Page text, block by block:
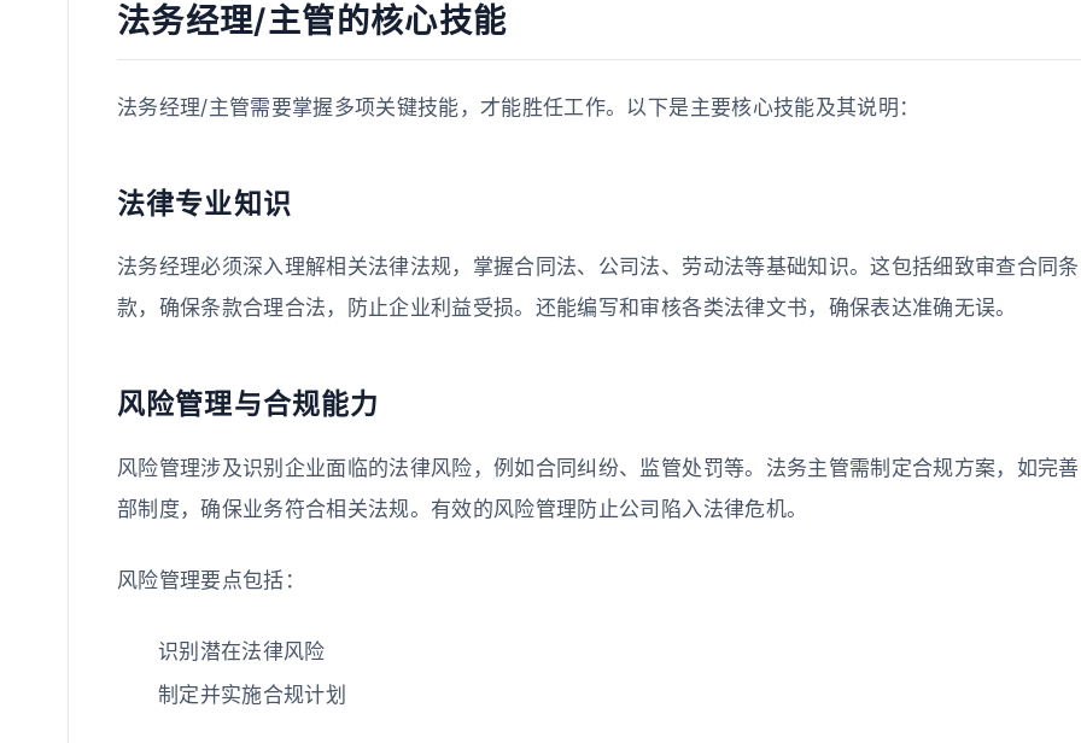
法务经理/主管的核心技能
法务经理/主管需要掌握多项关键技能，才能胜任工作。以下是主要核心技能及其说明：
法律专业知识
法务经理必须深入理解相关法律法规，掌握合同法、公司法、劳动法等基础知识。这包括细致审查合同条
款，确保条款合理合法，防止企业利益受损。还能编写和审核各类法律文书，确保表达准确无误。
风险管理与合规能力
风险管理涉及识别企业面临的法律风险，例如合同纠纷、监管处罚等。法务主管需制定合规方案，如完
部制度，确保业务符合相关法规。有效的风险管理防止公司陷入法律危机。
风险管理要点包括：
识别潜在法律风险
制定并实施合规计划